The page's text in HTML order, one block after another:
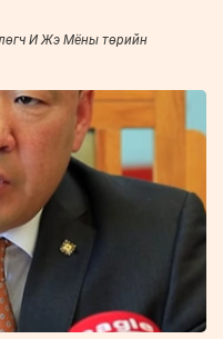
И Жэ Мёны төрийн